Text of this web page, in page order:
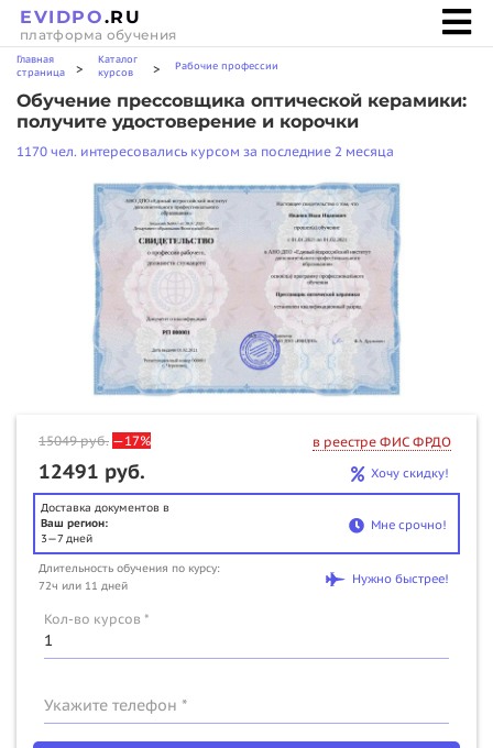
EVIDPO.RU
платформа обучения
Главная
страница
>
Каталог
курсов
> Рабочие профессии
Обучение прессовщика оптической керамики:
получите удостоверение и корочки
1170 чел. интересовались курсом за последние 2 месяца
15049руб. —17% в реестре ФИС ФРДО
12491 руб. Хочу скидку!
Доставка документов в
Ваш регион:
3—7 дней
Мне срочно!
Длительность обучения по курсу:
72ч или 11 дней
Нужно быстрее!
Кол-во курсов *
Укажите телефон *